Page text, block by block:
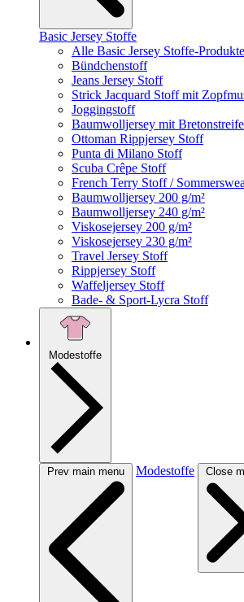
Basic Jersey Stoffe
Alle Basic Jersey Stoffe-Produkte
Bündchenstoff
Jeans Jersey Stoff
Strick Jacquard Stoff mit
Joggingstoff
Baumwolljersey mit
Ottoman Rippjersey Stoff
Punta di Milano Stoff
Scuba Crêpe Stoff
French Terry Stoff /
Baumwolljersey 200 g/m²
Baumwolljersey 240 g/m²
Viskosejersey 200 g/m²
Viskosejersey 230 g/m²
Travel Jersey Stoff
Rippjersey Stoff
Waffeljersey Stoff
Bade- & Sport-Lycra Stoff
Modestoffe
Prev main menu Modestoffe Close